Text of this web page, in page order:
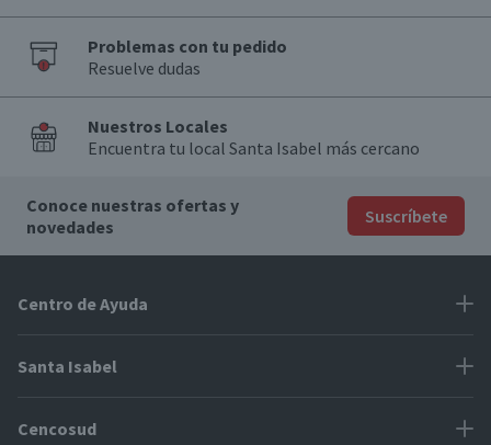
Problemas con tu pedido
Resuelve dudas
Nuestros Locales
Encuentra tu local Santa Isabel más cercano
Conoce nuestras ofertas y
novedades
Suscríbete
Centro de Ayuda
Problemas con tu pedido
Santa Isabel
Proveedores
Cencosud